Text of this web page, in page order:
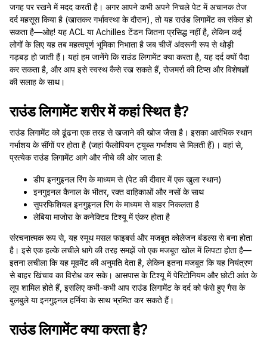
जगह पर रखने में मदद करती है। अगर आपने कभी अपने निचले पेट में अचानक तेज
दर्द महसूस किया है (खासकर गर्भावस्था के दौरान), तो यह राउंड लिगामेंट का संकेत हो
सकता है—ओह! यह ACL या Achilles टेंडन जितना प्रसिद्ध नहीं है, लेकिन कई
लोगों के लिए यह तब महत्वपूर्ण भूमिका निभाता है जब चीजें अंदरूनी रूप से थोड़ी
गड़बड़ हो जाती हैं। यहां हम जानेंगे कि राउंड लिगामेंट क्या करता है, यह दर्द क्यों पैदा
कर सकता है, और आप इसे स्वस्थ कैसे रख सकते हैं, रोजमर्रा की टिप्स और विशेषज्ञों
की सलाह के साथ।
राउंड लिगामेंट शरीर में कहां स्थित है?
राउंड लिगामेंट को ढूंढना एक तरह से खजाने की खोज जैसा है। इसका आरंभिक स्थान
गर्भाशय के सींगों पर होता है (जहां फैलोपियन ट्यूब्स गर्भाशय से मिलती हैं)। वहां से,
प्रत्येक राउंड लिगामेंट आगे और नीचे की ओर जाता है:
डीप इनगुइनल रिंग के माध्यम से (पेट की दीवार में एक खुला स्थान)
इनगुइनल कैनाल के भीतर, रक्त वाहिकाओं और नसों के साथ
सुपरफिशियल इनगुइनल रिंग के माध्यम से बाहर निकलता है
लेबिया माजोरा के कनेक्टिव टिश्यू में एंकर होता है
संरचनात्मक रूप से, यह स्मूथ मसल फाइबर्स और मजबूत कोलेजन बंडल्स से बना होता
है। इसे एक हल्के लचीले धागे की तरह समझें जो एक मजबूत खोल में लिपटा होता है—
इतना लचीला कि यह मूवमेंट की अनुमति देता है, लेकिन इतना मजबूत कि यह नियंत्रण
से बाहर खिंचाव का विरोध कर सके। आसपास के टिश्यू में पेरिटोनियम और छोटी आंत के
लूप शामिल होते हैं, इसलिए कभी-कभी आप राउंड लिगामेंट के दर्द को फंसे हुए गैस के
बुलबुले या इनगुइनल हर्निया के साथ भ्रमित कर सकते हैं।
राउंड लिगामेंट क्या करता है?